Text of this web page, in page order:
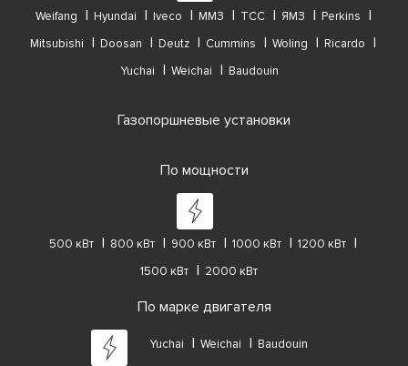
Weifang Hyundai Iveco ММЗ ТСС ЯМЗ
Perkins
Mitsubishi
Doosan Deutz Cummins Woling
Ricardo
Yuchai
Weichai Baudouin
Газопоршневые установки
По мощности
500 кВт 800 кВт 900 кВт 1000 кВт
1200 кВт
1500 кВт
2000 кВт
По марке двигателя
Yuchai Weichai Baudouin